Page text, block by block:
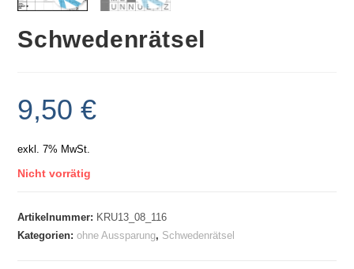
Schwedenrätsel
9,50€
exkl. 7% MwSt.
Nicht vorrätig
Artikelnummer: KRU13_08_116
Kategorien:ohne Aussparung, Schwedenrätsel